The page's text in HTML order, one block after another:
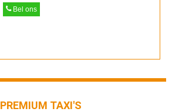
Bel ons
PREMIUM TAXI'S